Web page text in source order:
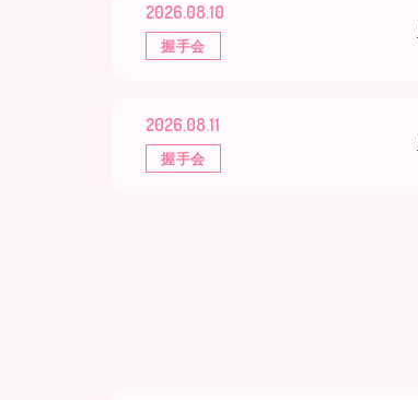
2026.08.10
握手会
2026.08.11
握手会